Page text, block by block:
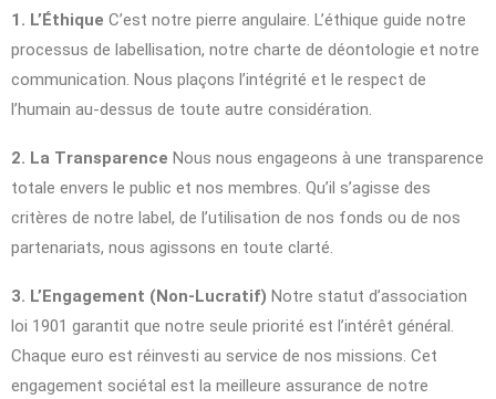
1. L’Éthique C’est notre pierre angulaire. L’éthique guide notre
processus de labellisation, notre charte de déontologie et notre
communication. Nous plaçons l’intégrité et le respect de
l’humain au-dessus de toute autre considération.
2. La Transparence Nous nous engageons à une transparence
totale envers le public et nos membres. Qu’il s’agisse des
critères de notre label, de l’utilisation de nos fonds ou de nos
partenariats, nous agissons en toute clarté.
3. L’Engagement (Non-Lucratif) Notre statut d’association
loi 1901 garantit que notre seule priorité est l’intérêt général.
Chaque euro est réinvesti au service de nos missions. Cet
engagement sociétal est la meilleure assurance de notre